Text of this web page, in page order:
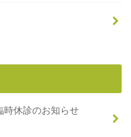
時休診のお知らせ